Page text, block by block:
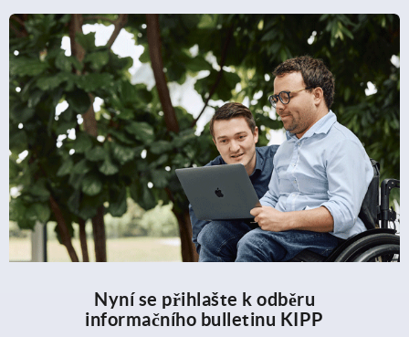
Nyní se přihlašte k odběru
informačního bulletinu KIPP